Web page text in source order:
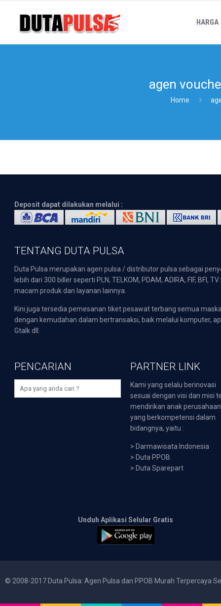
HARGA
agen
Home
Deposit dapat dilakukan melalui :
TENTANG DUTA PULSA
Duta Pulsa merupakan agen pulsa / distributor pulsa sebagai
lebih dari 300 biller seperti PLN, TELKOM, PDAM, ADIRA, FIF,
macam produk dan layanan lainnya.
Kini juga tersedia pemesanan tiket pesawat terbang semua
dengan kemudahan dalam bertransaksi, baik melalui komputer,
Gtalk dll.
PENCARIAN PARTNER LINK
Kami yang selalu berinovasi
sesuai dengan visi dan misi
mendirikan anak perusahaan
yang berkompetensi dalam
bidangnya, yaitu :
> Darmawisata Indonesia
> Duta PPOB
> Duta Sparepart
Unduh Aplikasi Selular Gratis
© 2008-2017 Duta Pulsa: Agen Pulsa dan PPOB Murah Terpercaya